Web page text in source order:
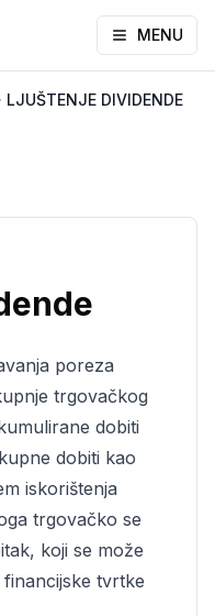
MENU
LJUŠTENJE DIVIDENDE
poreza
trgovačkog
dobiti
dobiti kao
iskorištenja
trgovačko se
koji se može
tvrtke